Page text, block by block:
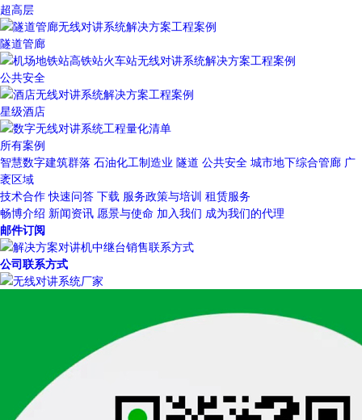
超高层
隧道管廊
公共安全
星级酒店
所有案例
智慧数字建筑群落 石油化工制造业 隧道 公共安全 城市地下综合管廊 广
袤区域
技术合作 快速问答 下载 服务政策与培训 租赁服务
畅博介绍 新闻资讯 愿景与使命 加入我们 成为我们的代理
邮件订阅
公司联系方式